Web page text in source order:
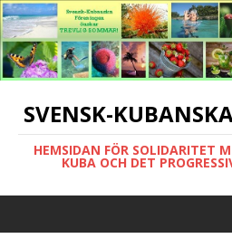
SVENSK-
HEMSIDAN FÖR SOLIDARITET
KUBA OCH DET